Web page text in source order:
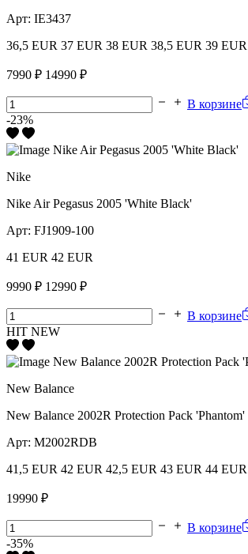
Арт: IE3437
36,5 EUR 37 EUR 38 EUR 38,5 EUR 39 EUR
7990 ₽ 14990 ₽
В корзине
-23%
Nike
Nike Air Pegasus 2005 'White Black'
Арт: FJ1909-100
41 EUR 42 EUR
9990 ₽ 12990 ₽
В корзине
HIT NEW
New Balance
New Balance 2002R Protection Pack 'Phantom'
Арт: M2002RDB
41,5 EUR 42 EUR 42,5 EUR 43 EUR 44 EUR
19990 ₽
В корзине
-35%